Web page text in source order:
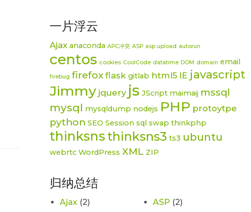
一片浮云
Ajax anaconda APC冲突 ASP asp upload autorun
centos cookies CoolCode datatime DOM domain email
firebug firefox flask gitlab html5 IE javascript
Jimmy jquery js JScript maimaij mssql
mysql mysqldump nodejs PHP protoytpe
python SEO Session sql swap thinkphp
thinksns thinksns3 ts3 ubuntu
webrtc WordPress XML ZIP
归纳总结
Ajax (2) ASP (2)